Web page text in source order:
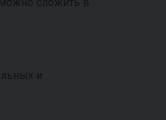
сложить в
и